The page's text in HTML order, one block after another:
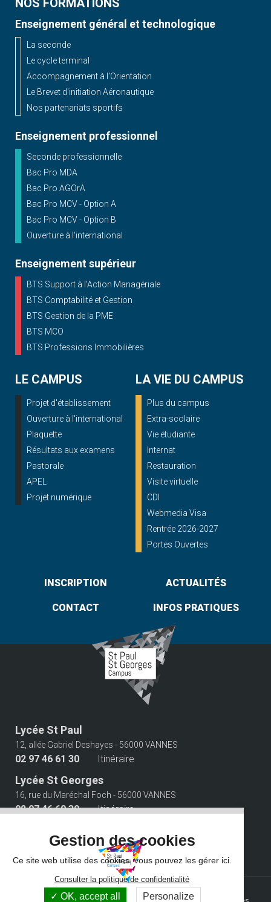
NOS FORMATIONS
Enseignement général et technologique
La seconde
Le cycle terminal
Accompagnement à l'Orientation
Le Brevet d'initiation Aéronautique
Nos partenariats sportifs
Enseignement professionnel
Seconde professionnelle
Bac Pro MDA
Bac Pro AGOrA
Bac Pro MCV - Option A
Bac Pro MCV - Option B
Ouverture à l'international
Enseignement supérieur
BTS Support à l’Action Managériale
BTS Comptabilité et Gestion
BTS Gestion de la PME
BTS MCO
BTS Professions Immobilières
LE CAMPUS
Projet d'établissement
Ouverture à l'international
Plaquette
Résultats aux examens
Pastorale
APEL
Projet numérique
LA VIE DU CAMPUS
Plus du campus
Extra-scolaire
Vie étudiante
Internat
Restauration
Visite virtuelle
CDI
Webmedia Visa
Rentrée 2026-2027
Portes Ouvertes
INSCRIPTION ACTUALITÉS
CONTACT INFOS PRATIQUES
Lycée St Paul
12, allée Gabriel Deshayes - 56000 VANNES
02 97 46 61 30 Itinéraire
Lycée St Georges
16, rue du Maréchal Foch - 56000 VANNES
02 97 46 60 30 Itinéraire
© 2026 Campus Saint Paul Saint Georges - Tous droits réservés -
Gestion des cookies
Ce site web utilise des cookies, vous pouvez les gérer ici.
Consulter la politique de confidentialité
OK, accept all Personalize